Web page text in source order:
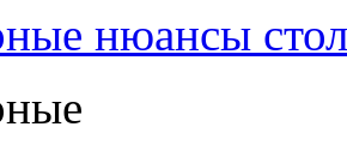
нюансы